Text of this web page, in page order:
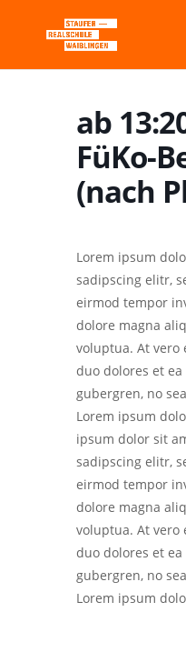
ab
FüKo-
(nach
Lorem ipsum
sadipscing elitr,
eirmod tempor
dolore magna
voluptua. At vero
duo dolores et
gubergren, no
Lorem ipsum
ipsum dolor sit
sadipscing elitr,
eirmod tempor
dolore magna
voluptua. At vero
duo dolores et
gubergren, no
Lorem ipsum